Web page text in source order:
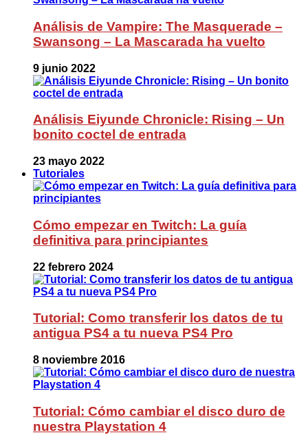
Análisis de Vampire: The Masquerade –
Swansong – La Mascarada ha vuelto
9 junio 2022
Análisis Eiyunde Chronicle: Rising – Un
bonito coctel de entrada
23 mayo 2022
Tutoriales
Cómo empezar en Twitch: La guía
definitiva para principiantes
22 febrero 2024
Tutorial: Como transferir los datos de tu
antigua PS4 a tu nueva PS4 Pro
8 noviembre 2016
Tutorial: Cómo cambiar el disco duro de
nuestra Playstation 4